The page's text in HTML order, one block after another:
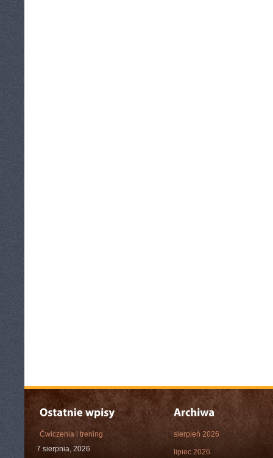
Ćwiczenia i trening
7 sierpnia, 2026
sierpień 2026
lipiec 2026